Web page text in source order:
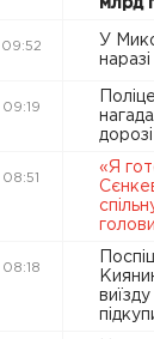
млрд
09:52
У
наразі
09:19
дорозі
08:51
«Я
08:18